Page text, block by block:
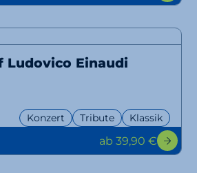
Ludovico Einaudi
Konzert Tribute Klassik
ab 39,90 €